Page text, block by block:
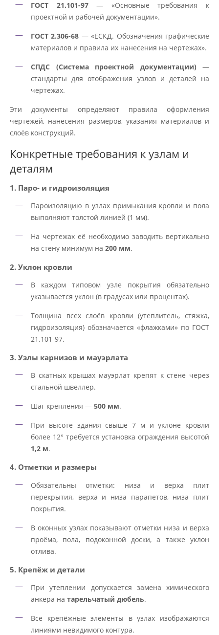
ГОСТ 21.101-97— «Основные требования к
проектной и рабочей документации».
ГОСТ 2.306-68 — «ЕСКД. Обозначения графические
материалов и правила их нанесения на чертежах».
СПДС (Система проектной документации)—
стандарты для отображения узлов и деталей на
чертежах.
Эти документы определяют правила оформления
чертежей, нанесения размеров, указания материалов и
слоёв конструкций.
Конкретные требования к узлам и
деталям
1. Паро- и гидроизоляция
Пароизоляцию в узлах примыкания кровли и пола
выполняют толстой линией (1 мм).
На чертежах её необходимо заводить вертикально
на стену минимум на 200 мм.
2. Уклон кровли
В каждом типовом узле покрытия обязательно
указывается уклон (в градусах или процентах).
Толщина всех слоёв кровли (утеплитель, стяжка,
гидроизоляция) обозначается «флажками» по ГОСТ
21.101-97.
3. Узлы карнизов и мауэрлата
В скатных крышах мауэрлат крепят к стене через
стальной швеллер.
Шаг крепления — 500 мм.
При высоте здания свыше 7 м и уклоне кровли
более 12° требуется установка ограждения высотой
1,2 м.
4. Отметки и размеры
Обязательны отметки: низа и верха плит
перекрытия, верха и низа парапетов, низа плит
покрытия.
В оконных узлах показывают отметки низа и верха
проёма, пола, подоконной доски, а также уклон
отлива.
5. Крепёж и детали
При утеплении допускается замена химического
анкера на тарельчатый дюбель.
Все крепёжные элементы в узлах изображаются
линиями невидимого контура.